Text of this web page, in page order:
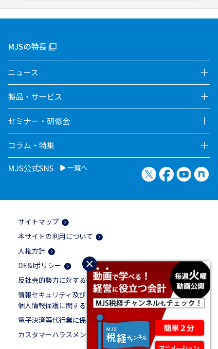
×
MJSの特長
ニュース
製品・サービス
セミナー・研修会
コラム・特集
MJS公式SNS
一覧へ X（旧Twitter）
Facebook
サイトマップ
本サイトの利用について
人権方針
DE&Iポリシー
反社会的勢力に対する基本方針
情報セキュリティ及び
個人情報保護に関する方針
電子決済等代行業に係る表示
カスタマーハラスメントに対する基本方針